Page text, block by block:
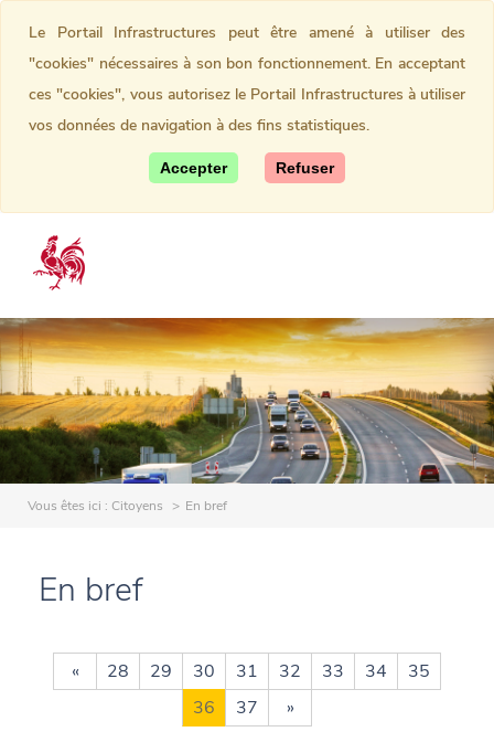
Vous êtes ici : Citoyens En bref
En bref
« 28 29 30 31 32 33 34
35
36
37 »
Le Portail Infrastructures peut être amené à utiliser des
"cookies" nécessaires à son bon fonctionnement. En acceptant
ces "cookies", vous autorisez le Portail Infrastructures à utiliser
vos données de navigation à des fins statistiques.
Accepter Refuser